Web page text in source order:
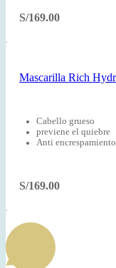
S/169.00
Mascarilla Rich
Cabello grueso
previene el quiebre
Anti encrespamiento
S/169.00